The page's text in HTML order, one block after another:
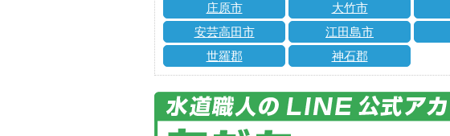
庄原市
大竹市
安芸高田市
江田島市
世羅郡
神石郡